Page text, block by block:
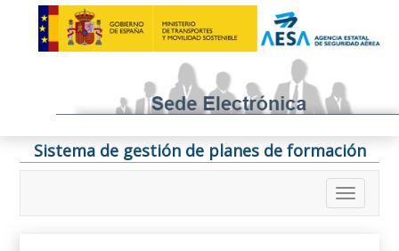
Sistema de gestión de planes de formación